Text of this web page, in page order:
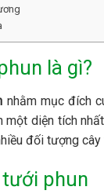
là gì?
nhằm mục đích
một diện tích
đối tượng cây
phun